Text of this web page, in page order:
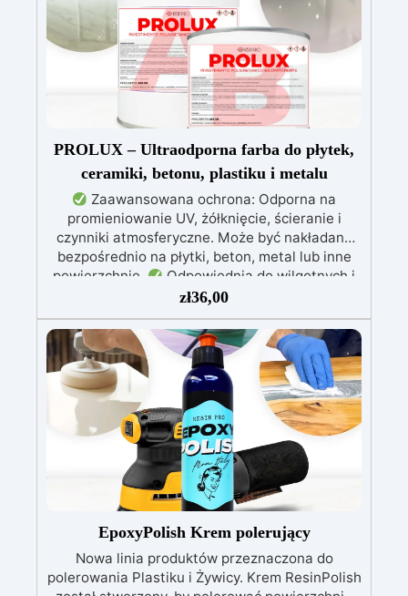
wolna od BPA/VOC, certyfikowana do
długotrwałego kontaktu ze skórą.
PROLUX – Ultraodporna farba do płytek,
ceramiki, betonu, plastiku i metalu
Zaawansowana ochrona: Odporna na
promieniowanie UV, żółknięcie, ścieranie i
czynniki atmosferyczne. Może być nakładana
bezpośrednio na płytki, beton, metal lub inne
powierzchnie.
Odpowiednia do wilgotnych i
intensywnie użytkowanych miejsc: Specjalna
formuła, idealna do środowisk wymagających
najwyższej trwałości.
Wszechstronne i
personalizowane wykończenie: Dostępna w
kolorystyce RAL lub NCS, z wykończeniem w
połysku. Kryjąca już przy jednej warstwie.
Uniwersalna: Doskonała do podłóg, parkingów,
magazynów oraz do powłok na odpowiednio
przygotowanej stali.
Zgodność i
bezpieczeństwo: Zgodna z Rozporządzeniem
UE nr 305/2011 – Rozporządzeniem UE nr
574/2014 – Oznakowanie CE zgodnie z normą
EN 1504-2 oraz odpowiednią Deklaracją
Właściwości Użytkowych (DoP).
zł36,00
EpoxyPolish Krem polerujący
Nowa linia produktów przeznaczona do
polerowania Plastiku i Żywicy. Krem ResinPolish